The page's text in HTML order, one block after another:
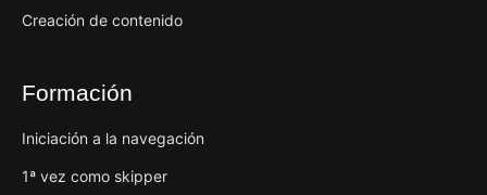
Creación de contenido
Formación
Iniciación a la navegación
1ª vez como skipper